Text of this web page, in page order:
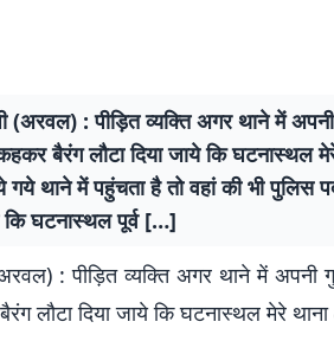
(अरवल) : पीड़ित व्यक्ति अगर थाने में
बैरंग लौटा दिया जाये कि घटनास्थल
गये थाने में पहुंचता है तो वहां की भी पुलिस
घटनास्थल पूर्व […]
: पीड़ित व्यक्ति अगर थाने में अपनी
लौटा दिया जाये कि घटनास्थल मेरे थाना